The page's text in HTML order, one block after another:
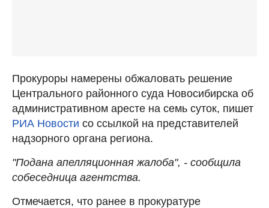
Прокуроры намерены обжаловать решение
Центрального районного суда Новосибирска об
административном аресте на семь суток, пишет
РИА Новости со ссылкой на представителей
надзорного органа региона.
"Подана апелляционная жалоба", - сообщила
собеседница агентства.
Отмечается, что ранее в прокуратуре